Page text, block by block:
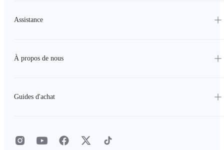
Assistance
À propos de nous
Guides d'achat